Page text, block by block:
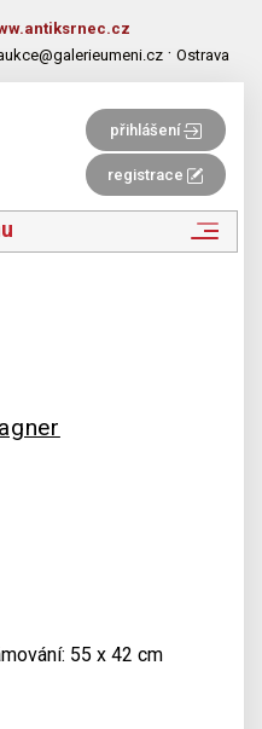
· Ostrava
přihlášení
registrace
55 x 42 cm